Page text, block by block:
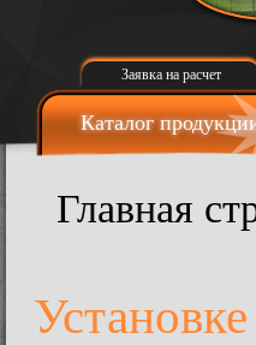
Заявка на расчет
Каталог
Главная